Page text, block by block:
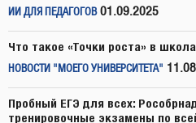
ИИ ДЛЯ ПЕДАГОГОВ 01.09.2025
Что такое «Точки роста» в
НОВОСТИ "МОЕГО УНИВЕРСИТЕТА"
Пробный ЕГЭ для всех:
тренировочные экзамены по